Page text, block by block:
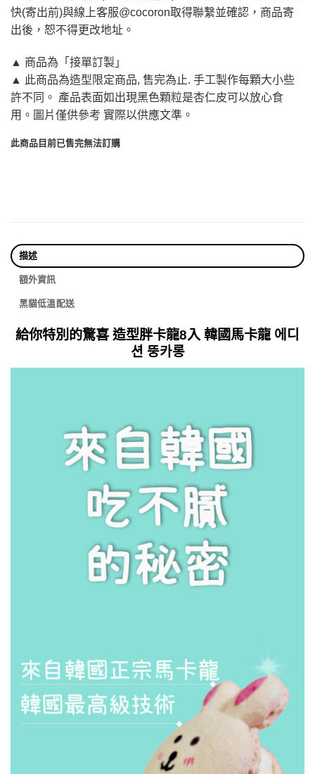
快(寄出前)與線上客服@cocoron取得聯繫並確認，商品寄
出後，恕不得更改地址。
▲ 商品為「接單訂製」
▲ 此商品為造型限定商品, 售完為止. 手工製作每顆大小些
許不同。 產品表面如出現黑色顆粒是杏仁皮可以放心食
用。圖片僅供參考 實際以供應文準。
此商品目前已售完無法訂購
描述
額外資訊
黑貓低溫配送
給你特別的驚喜 造型胖卡龍8入 韓國馬卡龍 에디
션 뚱카롱